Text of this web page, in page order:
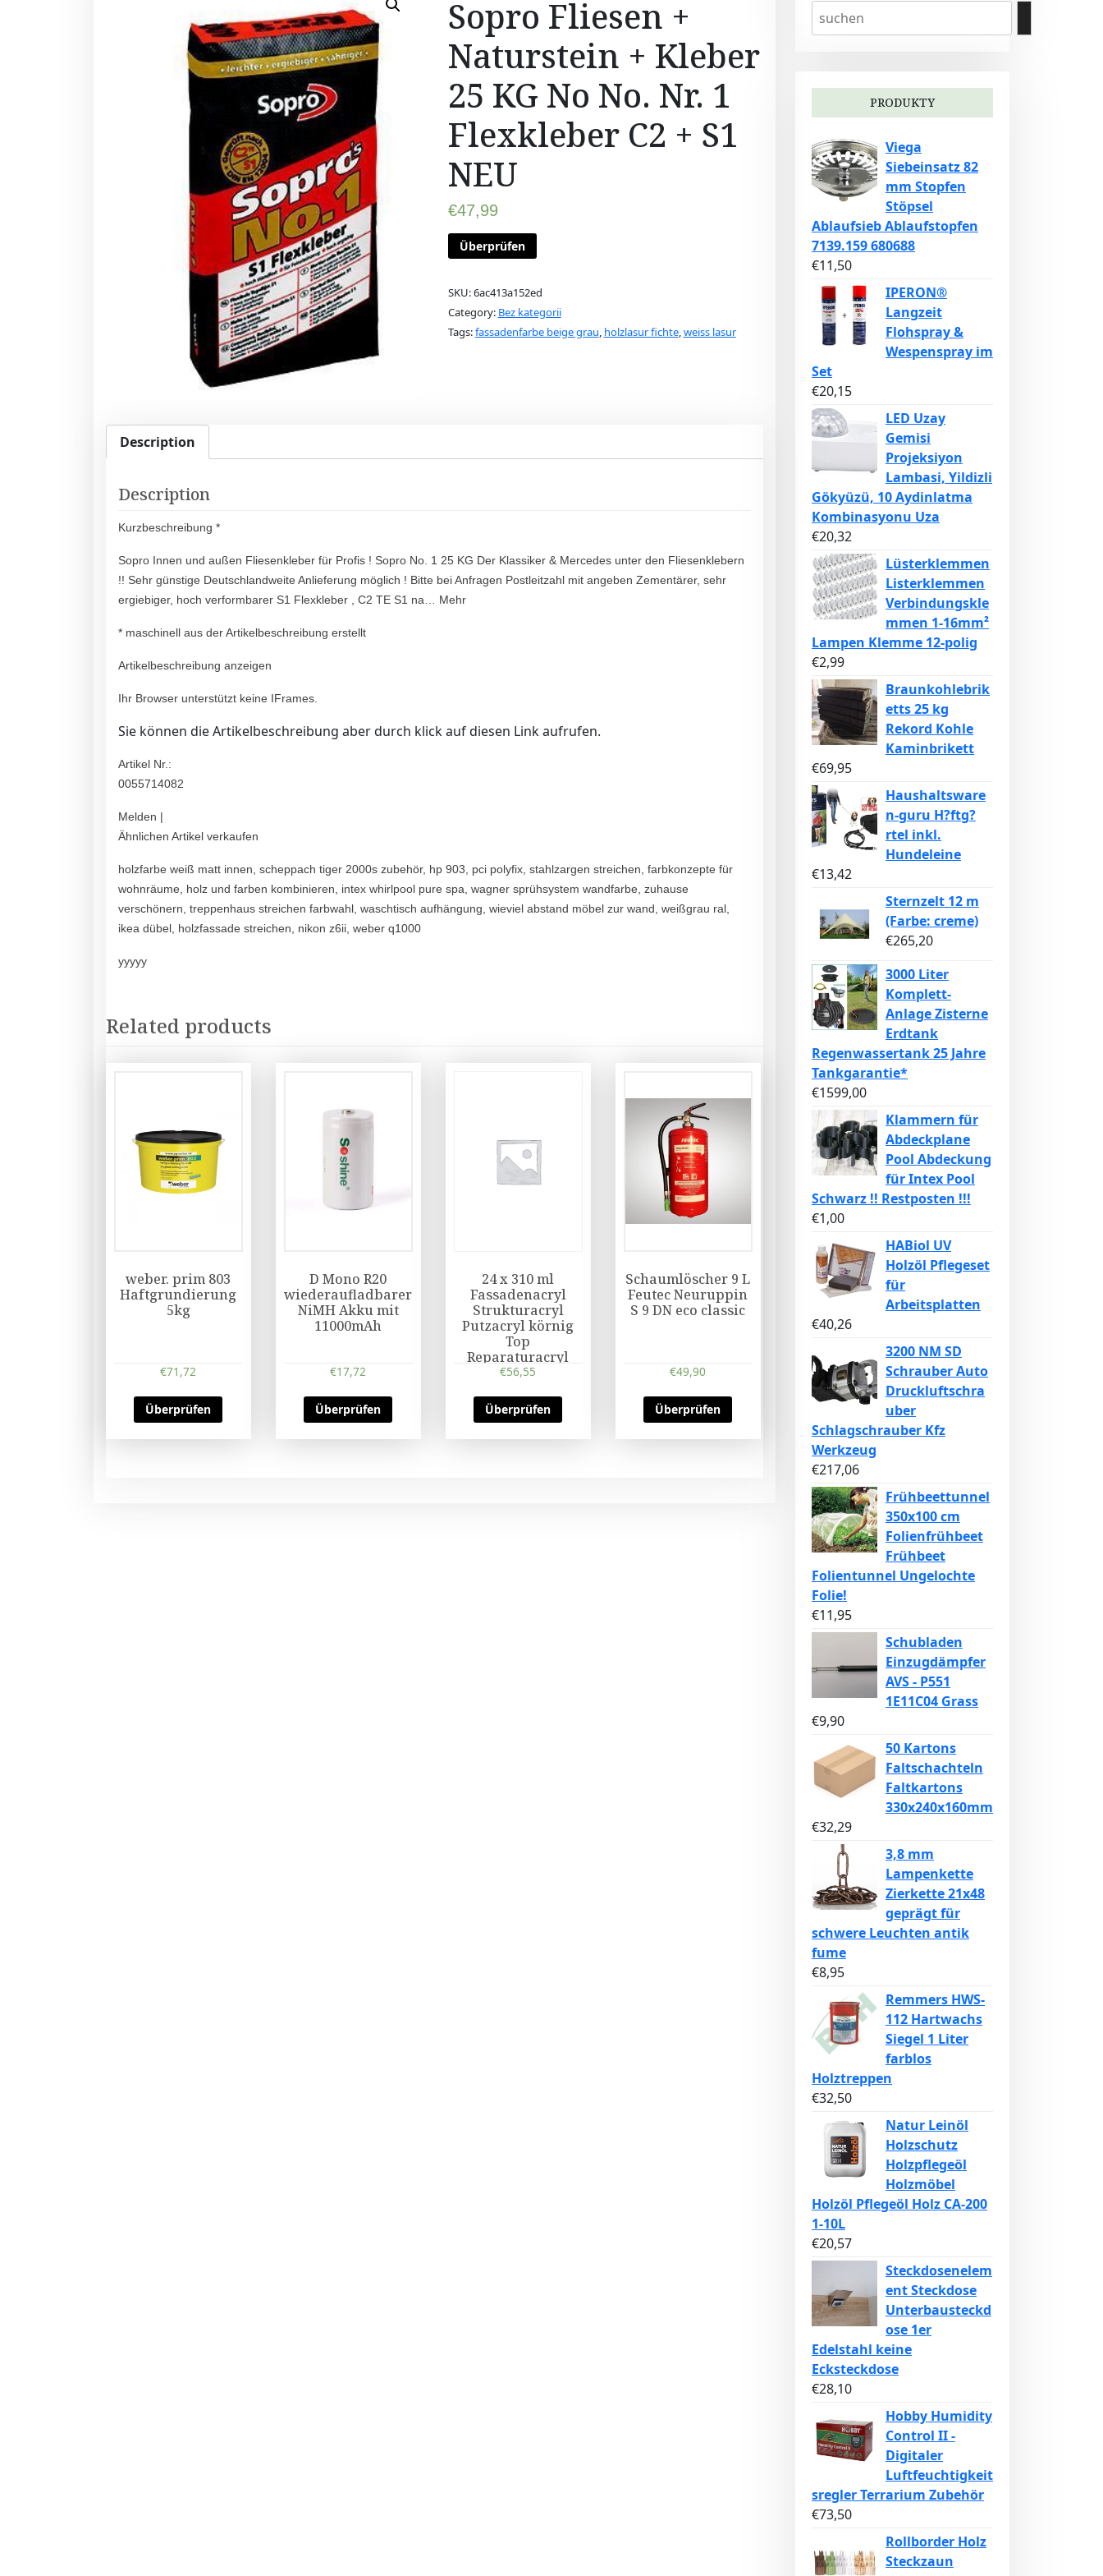
Sopro Fliesen +
Naturstein + Kleber
25 KG No No. Nr. 1
Flexkleber C2 + S1
NEU
€47,99
Überprüfen
SKU:6ac413a152ed
Category: Bez kategorii
Tags:fassadenfarbe beige grau, holzlasur fichte,weiss lasur
Description
Description
Kurzbeschreibung *
Sopro Innen und außen Fliesenkleber für Profis ! Sopro No. 1 25 KG Der Klassiker & Mercedes unter den Fliesenklebern
!! Sehr günstige Deutschlandweite Anlieferung möglich ! Bitte bei Anfragen Postleitzahl mit angeben Zementärer, sehr
ergiebiger, hoch verform­barer S1 Flexkleber , C2 TE S1 na… Mehr
* maschinell aus der Artikelbeschreibung erstellt
Artikelbeschreibung anzeigen
Ihr Browser unterstützt keine IFrames.
Sie können die Artikelbeschreibung aber durch klick auf diesen Link aufrufen.
Artikel Nr.:
0055714082
Melden |
Ähnlichen Artikel verkaufen
holzfarbe weiß matt innen, scheppach tiger 2000s zubehör, hp 903, pci polyfix, stahlzargen streichen, farbkonzepte für
wohnräume, holz und farben kombinieren, intex whirlpool pure spa, wagner sprühsystem wandfarbe, zuhause
verschönern, treppenhaus streichen farbwahl, waschtisch aufhängung, wieviel abstand möbel zur wand, weißgrau ral,
ikea dübel, holzfassade streichen, nikon z6ii, weber q1000
yyyyy
Related products
weber. prim 803
Haftgrundierung
5kg
€71,72
Überprüfen
D Mono R20
wiederaufladbarer
NiMH Akku mit
11000mAh
€17,72
Überprüfen
24 x 310 ml
Fassadenacryl
Strukturacryl
Putzacryl körnig
Top
Reparaturacryl
Acryl
€56,55
Überprüfen
Schaumlöscher 9 L
Feutec Neuruppin
S 9 DN eco classic
€49,90
Überprüfen
PRODUKTY
Viega
Siebeinsatz 82
mm Stopfen
Stöpsel
Ablaufsieb Ablaufstopfen
7139.159 680688
€11,50
IPERON®
Langzeit
Flohspray &
Wespenspray im
Set
€20,15
LED Uzay
Gemisi
Projeksiyon
Lambasi, Yildizli
Gökyüzü, 10 Aydinlatma
Kombinasyonu Uza
€20,32
Lüsterklemmen
Listerklemmen
Verbindungskle
mmen 1-16mm²
Lampen Klemme 12-polig
€2,99
Braunkohlebrik
etts 25 kg
Rekord Kohle
Kaminbrikett
€69,95
Haushaltsware
n-guru H?ftg?
rtel inkl.
Hundeleine
€13,42
Sternzelt 12 m
(Farbe: creme)
€265,20
3000 Liter
Komplett-
Anlage Zisterne
Erdtank
Regenwassertank 25 Jahre
Tankgarantie*
€1599,00
Klammern für
Abdeckplane
Pool Abdeckung
für Intex Pool
Schwarz !! Restposten !!!
€1,00
HABiol UV
Holzöl Pflegeset
für
Arbeitsplatten
€40,26
3200 NM SD
Schrauber Auto
Druckluftschra
uber
Schlagschrauber Kfz
Werkzeug
€217,06
Frühbeettunnel
350x100 cm
Folienfrühbeet
Frühbeet
Folientunnel Ungelochte
Folie!
€11,95
Schubladen
Einzugdämpfer
AVS - P551
1E11C04 Grass
€9,90
50 Kartons
Faltschachteln
Faltkartons
330x240x160mm
€32,29
3,8 mm
Lampenkette
Zierkette 21x48
geprägt für
schwere Leuchten antik
fume
€8,95
Remmers HWS-
112 Hartwachs
Siegel 1 Liter
farblos
Holztreppen
€32,50
Natur Leinöl
Holzschutz
Holzpflegeöl
Holzmöbel
Holzöl Pflegeöl Holz CA-200
1-10L
€20,57
Steckdosenelem
ent Steckdose
Unterbausteckd
ose 1er
Edelstahl keine
Ecksteckdose
€28,10
Hobby Humidity
Control II -
Digitaler
Luftfeuchtigkeit
sregler Terrarium Zubehör
€73,50
Rollborder Holz
Steckzaun